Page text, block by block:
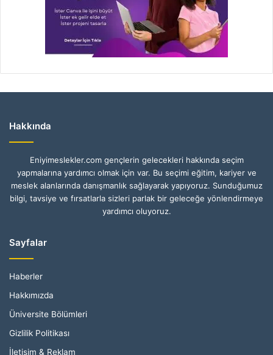
Hakkında
Eniyimeslekler.com gençlerin gelecekleri hakkında seçim
yapmalarına yardımcı olmak için var. Bu seçimi eğitim, kariyer ve
meslek alanlarında danışmanlık sağlayarak yapıyoruz. Sunduğumuz
bilgi, tavsiye ve fırsatlarla sizleri parlak bir geleceğe yönlendirmeye
yardımcı oluyoruz.
Sayfalar
Haberler
Hakkımızda
Üniversite Bölümleri
Gizlilik Politikası
İletişim & Reklam